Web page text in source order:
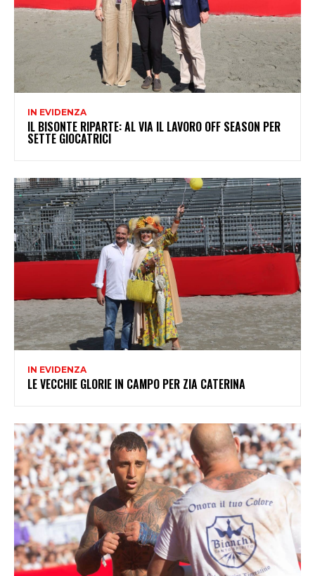
IN EVIDENZA
IL BISONTE RIPARTE: AL VIA IL LAVORO OFF SEASON PER
SETTE GIOCATRICI
IN EVIDENZA
LE VECCHIE GLORIE IN CAMPO PER ZIA CATERINA